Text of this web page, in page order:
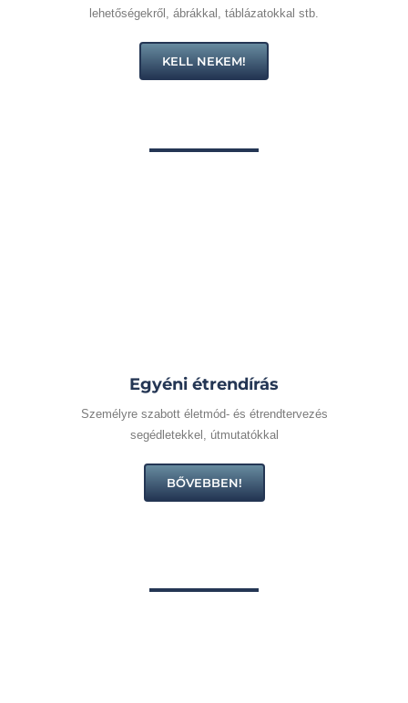
lehetőségekről, ábrákkal, táblázatokkal stb.
KELL NEKEM!
Egyéni étrendírás
Személyre szabott életmód- és étrendtervezés
segédletekkel, útmutatókkal
BŐVEBBEN!